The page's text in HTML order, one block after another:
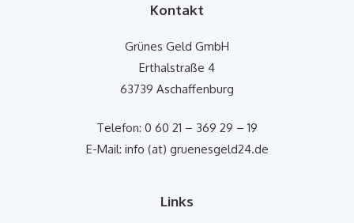
Kontakt
Grünes Geld GmbH
Erthalstraße 4
63739 Aschaffenburg
Telefon: 0 60 21 – 369 29 – 19
E-Mail: info (at) gruenesgeld24.de
Links